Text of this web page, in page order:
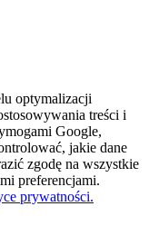
optymalizacji
treści i
Google,
jakie dane
zgodę na wszystkie
preferencjami.
prywatności.